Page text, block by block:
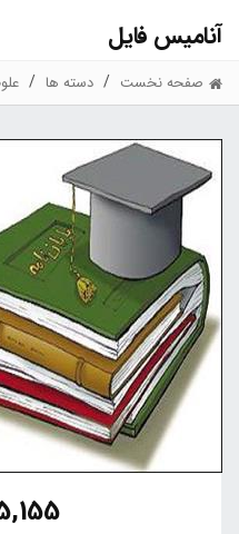
آنامیس فایل
صفحه نخست دسته ها